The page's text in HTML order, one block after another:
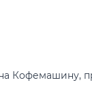
Кофемашину,